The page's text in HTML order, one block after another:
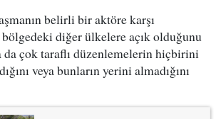
belirli bir aktöre karşı
diğer ülkelere açık olduğunu
çok taraflı düzenlemelerin hiçbirini
veya bunların yerini almadığını